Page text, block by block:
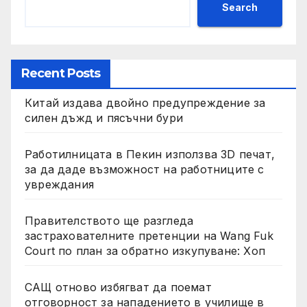
Search
Recent Posts
Китай издава двойно предупреждение за
силен дъжд и пясъчни бури
Работилницата в Пекин използва 3D печат,
за да даде възможност на работниците с
увреждания
Правителството ще разгледа
застрахователните претенции на Wang Fuk
Court по план за обратно изкупуване: Хоп
САЩ отново избягват да поемат
отговорност за нападението в училище в